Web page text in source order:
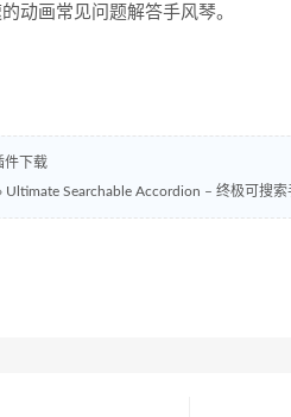
动画常见问题解答手风琴。
件下载
Ultimate Searchable Accordion – 终极可搜